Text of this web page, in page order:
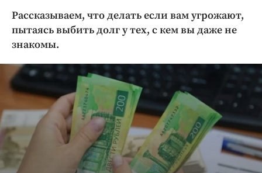
Культура
Недвижимость и ЖКХ
Общество
Погода
Праздники
Происшествия
Спорт
Экономика и бизнес
Рассказываем, что делать если вам угрожают,
пытаясь выбить долг у тех, с кем вы даже не
знакомы.